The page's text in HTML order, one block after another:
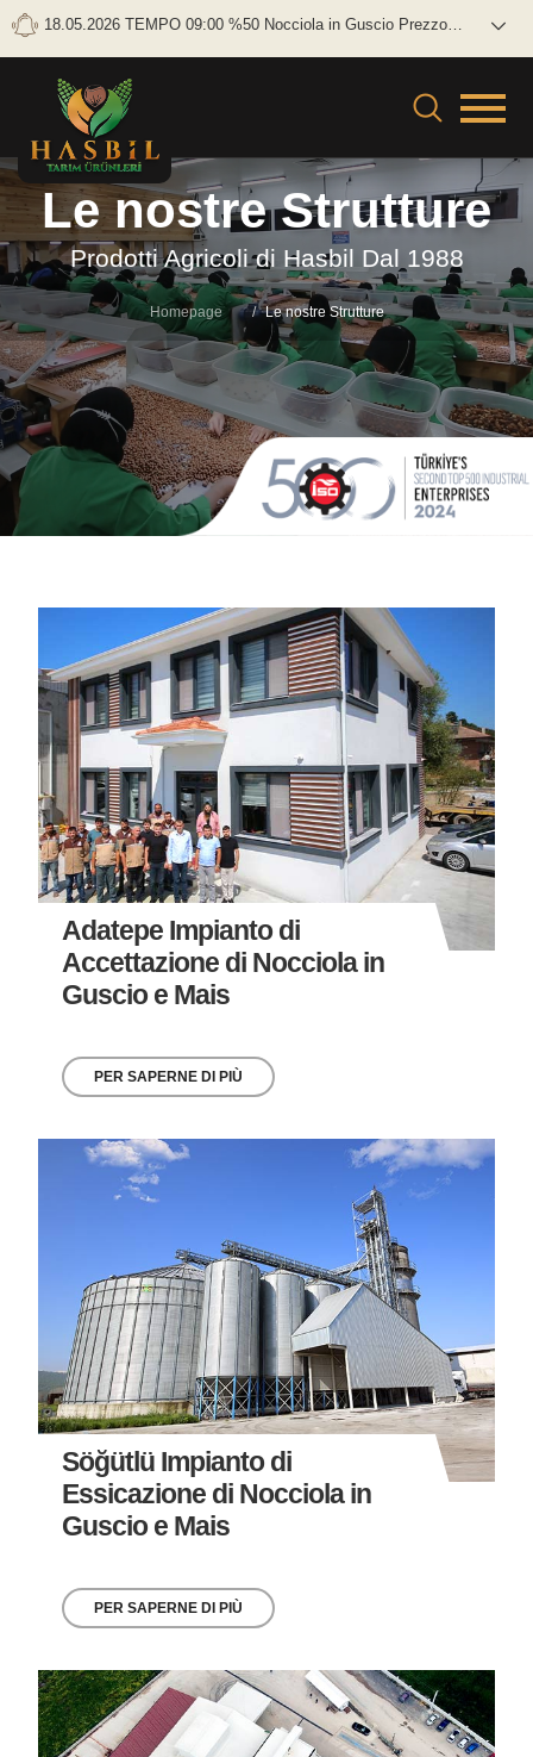
18.05.2026 TEMPO 09:00 %50 Nocciola in Guscio Prezzo
Le nostre Strutture
Prodotti Agricoli di Hasbil Dal 1988
Homepage Le nostre Strutture
Adatepe Impianto di
Accettazione di Nocciola in
Guscio e Mais
PER SAPERNE DI PIÙ
Söğütlü Impianto di
Essicazione di Nocciola in
Guscio e Mais
PER SAPERNE DI PIÙ